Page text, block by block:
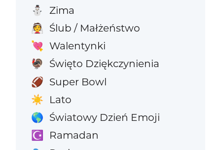
⛄ Zima
👰 Ślub / Małżeństwo
💘 Walentynki
🦃 Święto Dziękczynienia
🏈 Super Bowl
☀️ Lato
🌎 Światowy Dzień Emoji
☪️ Ramadan